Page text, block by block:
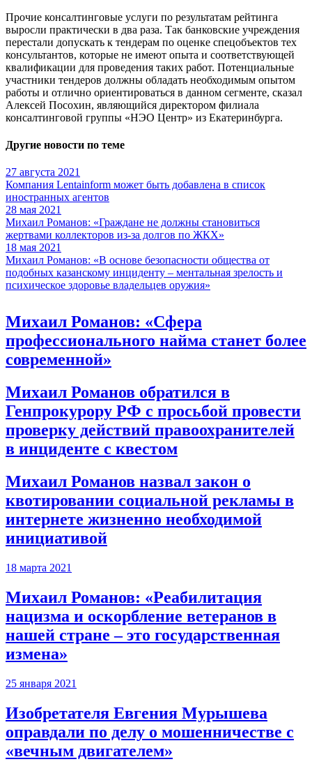
Прочие консалтинговые услуги по результатам рейтинга
выросли практически в два раза. Так банковские учреждения
перестали допускать к тендерам по оценке спецобъектов тех
консультантов, которые не имеют опыта и соответствующей
квалификации для проведения таких работ. Потенциальные
участники тендеров должны обладать необходимым опытом
работы и отлично ориентироваться в данном сегменте, сказал
Алексей Посохин, являющийся директором филиала
консалтинговой группы «НЭО Центр» из Екатеринбурга.
Другие новости по теме
27 августа 2021
Компания Lentainform может быть добавлена в список
иностранных агентов
28 мая 2021
Михаил Романов: «Граждане не должны становиться
жертвами коллекторов из-за долгов по ЖКХ»
18 мая 2021
Михаил Романов: «В основе безопасности общества от
подобных казанскому инциденту – ментальная зрелость и
психическое здоровье владельцев оружия»
Михаил Романов: «Сфера
профессионального найма станет более
современной»
Михаил Романов обратился в
Генпрокурору РФ с просьбой провести
проверку действий правоохранителей
в инциденте с квестом
Михаил Романов назвал закон о
квотировании социальной рекламы в
интернете жизненно необходимой
инициативой
18 марта 2021
Михаил Романов: «Реабилитация
нацизма и оскорбление ветеранов в
нашей стране – это государственная
измена»
25 января 2021
Изобретателя Евгения Мурышева
оправдали по делу о мошенничестве с
«вечным двигателем»